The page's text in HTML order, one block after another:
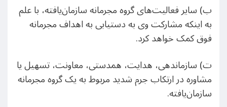
ب) سایر فعالیت‌های گروه مجرمانه سازمان‌یافته، با علم
به اینکه مشارکت وی به دستیابی به اهداف مجرمانه
فوق کمک خواهد کرد.
ت) سازماندهی، هدایت، همدستی، معاونت، تسهیل یا
مشاوره در ارتکاب جرم شدید مربوط به یک گروه مجرمانه
سازمان‌یافته.